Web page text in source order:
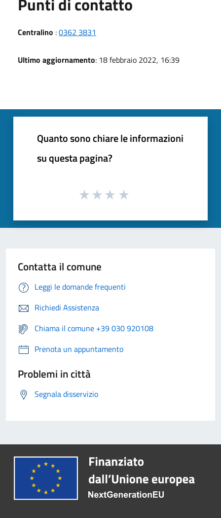
Centralino :0362 3831
Ultimo aggiornamento: 18 febbraio 2022, 16:39
Quanto sono chiare le informazioni
su questa pagina?
Contatta il comune
Leggi le domande frequenti
Richiedi Assistenza
Chiama il comune +39 030 920108
Prenota un appuntamento
Problemi in città
Segnala disservizio